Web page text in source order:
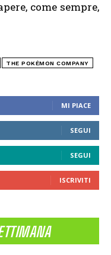
MI PIACE
SEGUI
SEGUI
ISCRIVITI
come sempre,
THE POKÉMON COMPANY